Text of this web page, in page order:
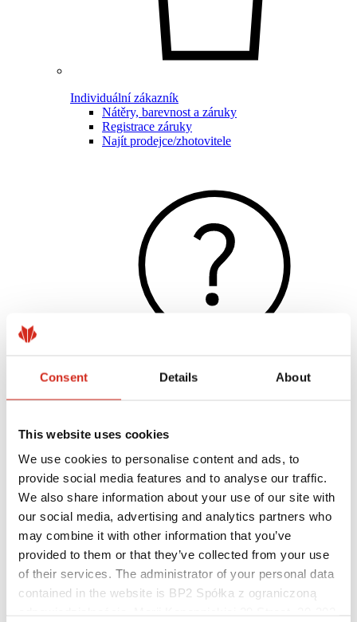
Consent Details About
This website uses cookies
We use cookies to personalise content and ads, to
provide social media features and to analyse our traffic.
We also share information about your use of our site with
our social media, advertising and analytics partners who
may combine it with other information that you’ve
provided to them or that they’ve collected from your use
of their services. The administrator of your personal data
contained in the website is BP2 Spółka z ograniczoną
Individuální zákazník
Nátěry, barevnost a záruky
Registrace záruky
Najít prodejce/zhotovitele
Užitečné odkazy
Registrace záruky
Soubory ke stažení
Kde koupit?
Najít zhotovitele
Knihovny BIM
Pro profesionály